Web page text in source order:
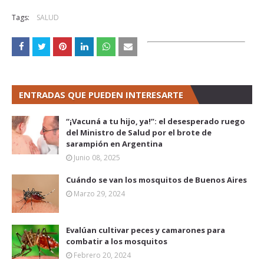
Tags: SALUD
ENTRADAS QUE PUEDEN INTERESARTE
“¡Vacuná a tu hijo, ya!”: el desesperado ruego
del Ministro de Salud por el brote de
sarampión en Argentina
Junio 08, 2025
Cuándo se van los mosquitos de Buenos Aires
Marzo 29, 2024
Evalúan cultivar peces y camarones para
combatir a los mosquitos
Febrero 20, 2024